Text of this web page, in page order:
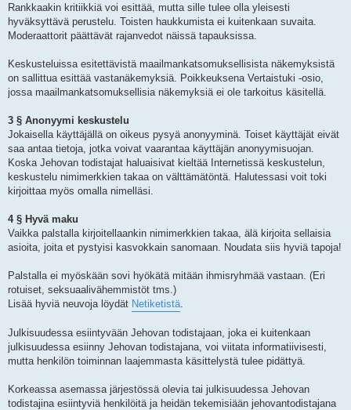
Rankkaakin kritiikkiä voi esittää, mutta sille tulee olla yleisesti
hyväksyttävä perustelu. Toisten haukkumista ei kuitenkaan suvaita.
Moderaattorit päättävät rajanvedot näissä tapauksissa.
Keskusteluissa esitettävistä maailmankatsomuksellisista näkemyksistä
on sallittua esittää vastanäkemyksiä. Poikkeuksena Vertaistuki -osio,
jossa maailmankatsomuksellisia näkemyksiä ei ole tarkoitus käsitellä.
3 § Anonyymi keskustelu
Jokaisella käyttäjällä on oikeus pysyä anonyyminä. Toiset käyttäjät eivät
saa antaa tietoja, jotka voivat vaarantaa käyttäjän anonyymisuojan.
Koska Jehovan todistajat haluaisivat kieltää Internetissä keskustelun,
keskustelu nimimerkkien takaa on välttämätöntä. Halutessasi voit toki
kirjoittaa myös omalla nimelläsi.
4 § Hyvä maku
Vaikka palstalla kirjoitellaankin nimimerkkien takaa, älä kirjoita sellaisia
asioita, joita et pystyisi kasvokkain sanomaan. Noudata siis hyviä tapoja!
Palstalla ei myöskään sovi hyökätä mitään ihmisryhmää vastaan. (Eri
rotuiset, seksuaalivähemmistöt tms.)
Lisää hyviä neuvoja löydät Netiketistä
Julkisuudessa esiintyvään Jehovan todistajaan, joka ei kuitenkaan
julkisuudessa esiinny Jehovan todistajana, voi viitata informatiivisesti,
mutta henkilön toiminnan laajemmasta käsittelystä tulee pidättyä.
Korkeassa asemassa järjestössä olevia tai julkisuudessa Jehovan
todistajina esiintyviä henkilöitä ja heidän tekemisiään jehovantodistajana